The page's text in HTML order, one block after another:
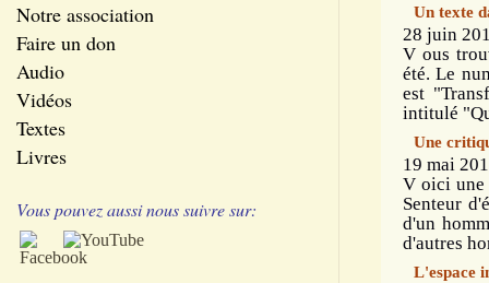
Notre association
Faire un don
Audio
Vidéos
Textes
Livres
Vous pouvez aussi nous suivre sur:
Un texte
28 juin
V ous
été. Le
est
intitulé
Une
19 mai
V oici une
Senteur
d'un
d'autres
L'espace